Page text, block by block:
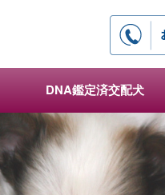
DNA鑑定済交配犬